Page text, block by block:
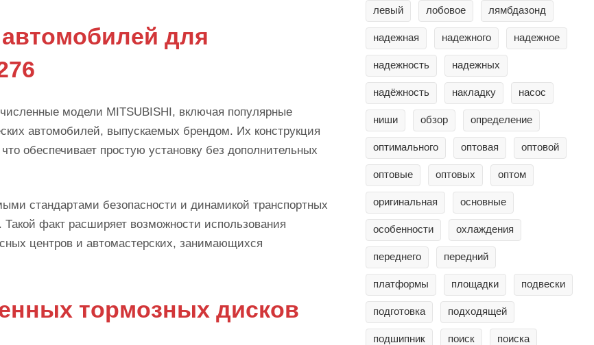
для
модели MITSUBISHI, включая популярные
автомобилей, выпускаемых брендом. Их конструкция
обеспечивает простую установку без дополнительных
стандартами безопасности и динамикой транспортных
факт расширяет возможности использования
центров и автомастерских, занимающихся
тормозных дисков
левый лобовое лямбдазонд
надежная надежного надежное
надежность надежных
надёжность накладку насос
ниши обзор определение
оптимального оптовая оптовой
оптовые оптовых оптом
оригинальная основные
особенности охлаждения
переднего передний
платформы площадки подвески
подготовка подходящей
подшипник поиск поиска